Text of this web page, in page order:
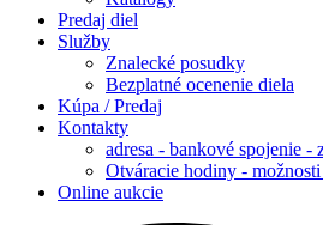
Predaj diel
Služby
Znalecké posudky
Bezplatné ocenenie diela
Kúpa / Predaj
Kontakty
adresa - bankové spojenie
Otváracie hodiny -
Online aukcie